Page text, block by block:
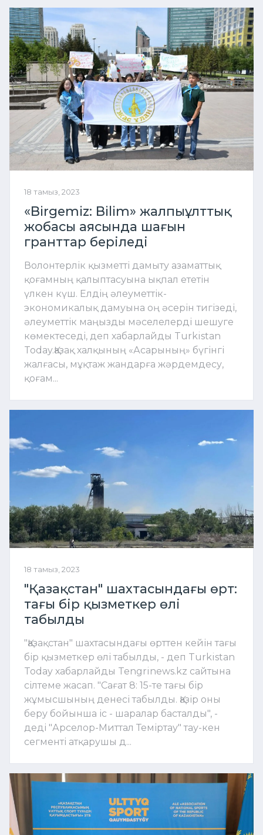
18 тамыз, 2023
«Birgemiz: Bilim» жалпыұлттық
жобасы аясында шағын
гранттар беріледі
Волонтерлік қызметті дамыту азаматтық
қоғамның қалыптасуына ықпал ететін
үлкен күш. Елдің әлеуметтік-
экономикалық дамуына оң әсерін тигізеді,
әлеуметтік маңызды мәселелерді шешуге
көмектеседі, деп хабарлайды Turkistan
Today.Қазақ халқының «Асарының» бүгінгі
жалғасы, мұқтаж жандарға жәрдемдесу,
қоғам...
18 тамыз, 2023
"Қазақстан" шахтасындағы өрт:
тағы бір қызметкер өлі
табылды
"Қазақстан" шахтасындағы өрттен кейін тағы
бір қызметкер өлі табылды, - деп Turkistan
Today хабарлайды Tengrinews.kz сайтына
сілтеме жасап. "Сағат 8: 15-те тағы бір
жұмысшының денесі табылды. Қазір оны
беру бойынша іс - шаралар басталды", -
деді "Арселор-Миттал Теміртау" тау-кен
сегменті атқарушы д...